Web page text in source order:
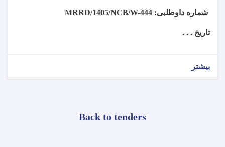
شماره داوطلبی: MRRD/1405/NCB/W-444
تاریخ . . .
بیشتر
Back to tenders